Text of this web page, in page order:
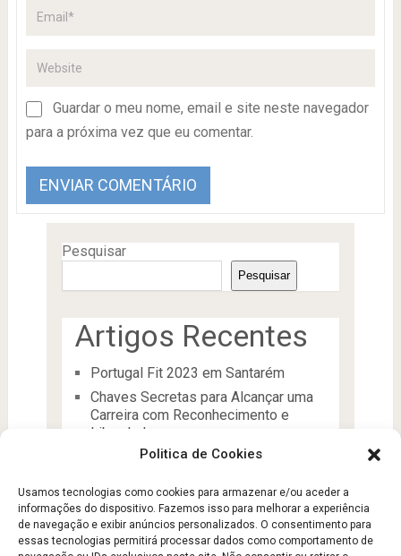
Politica de Cookies
Usamos tecnologias como cookies para armazenar e/ou aceder a
informações do dispositivo. Fazemos isso para melhorar a experiência
de navegação e exibir anúncios personalizados. O consentimento para
essas tecnologias permitirá processar dados como comportamento de
Guardar o meu nome, email e site neste navegador
para a próxima vez que eu comentar.
Pesquisar
Pesquisar
Artigos Recentes
Portugal Fit 2023 em Santarém
Chaves Secretas para Alcançar uma
Carreira com Reconhecimento e
Liberdade
manutenção da condição física
Aptidão Física e Saúde